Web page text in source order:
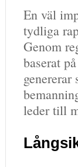
En väl
tydliga
Genom
baserat
leder till